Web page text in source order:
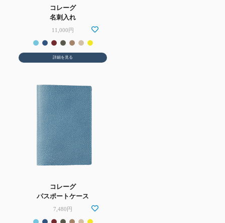
コレーグ
名刺入れ
11,000円
詳細を見る
コレーグ
パスポートケース
7,480円